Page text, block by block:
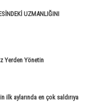
UZMANLIĞINI
Yerden Yönetin
ilk aylarında en çok saldırıya